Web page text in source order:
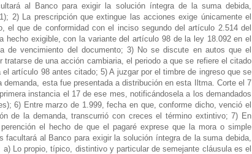
al Banco para exigir la solución íntegra de la suma debida,
2) La prescripción que extingue las acciones exige únicamente el
el que de conformidad con el inciso segundo del artículo 2.514 del
hecho exigible, con la variante del artículo 98 de la ley 18.092 en el
de vencimiento del documento; 3) No se discute en autos que el
de una acción cambiaria, el periodo a que se refiere el citado
artículo 98 antes citado; 5) A juzgar por el timbre de ingreso que se
esta fue presentada a distribución en esta Iltma. Corte el 7
instancia el 17 de ese mes, notificándosela a los demandados
6) Entre marzo de 1.999, fecha en que, conforme dicho, venció el
de la demanda, transcurrió con creces el término extintivo; 7) En
el hecho de que el pagaré exprese que la mora o simple
al Banco para exigir la solución íntegra de la suma debida,
Lo propio, típico, distintivo y particular de semejante cláusula es el